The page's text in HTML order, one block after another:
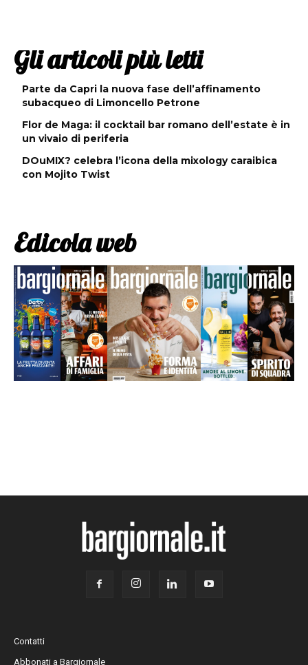
Gli articoli più letti
Parte da Capri la nuova fase dell’affinamento
subacqueo di Limoncello Petrone
Flor de Maga: il cocktail bar romano dell’estate è in
un vivaio di periferia
DOuMIX? celebra l’icona della mixology caraibica
con Mojito Twist
Edicola web
Contatti
Abbonati a Bargiornale